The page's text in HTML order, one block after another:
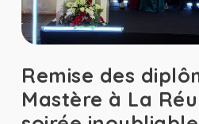
Remise des
Mastère à La